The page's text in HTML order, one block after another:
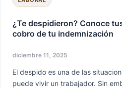
¿Te despidieron? Conoce
cobro de tu indemnización
diciembre 11, 2025
El despido es una de las
puede vivir un trabajador. Sin
indemnización